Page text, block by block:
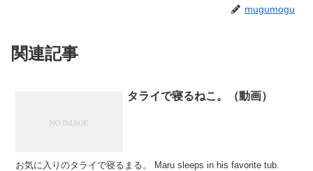
mugumogu
関連記事
タライで寝るねこ。（動画）
お気に入りのタライで寝るまる。 Maru sleeps in his favorite tub.